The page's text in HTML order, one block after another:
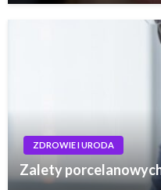
ZDROWIE I URODA
Zalety